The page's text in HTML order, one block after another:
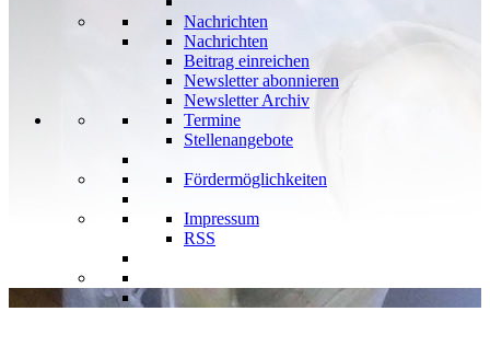
Nachrichten
Nachrichten
Beitrag einreichen
Newsletter abonnieren
Newsletter Archiv
Termine
Stellenangebote
Fördermöglichkeiten
Impressum
RSS